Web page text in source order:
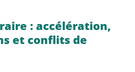
: accélération,
et conflits de